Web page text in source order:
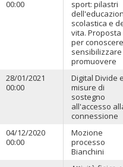
00:00
sport: pilastri
scolastica e
vita. Proposta
per
promuovere
28/01/2021
00:00
Digital Divide
misure di
sostegno
all'accesso
connessione
04/12/2020
00:00
Mozione
processo
Bianchini